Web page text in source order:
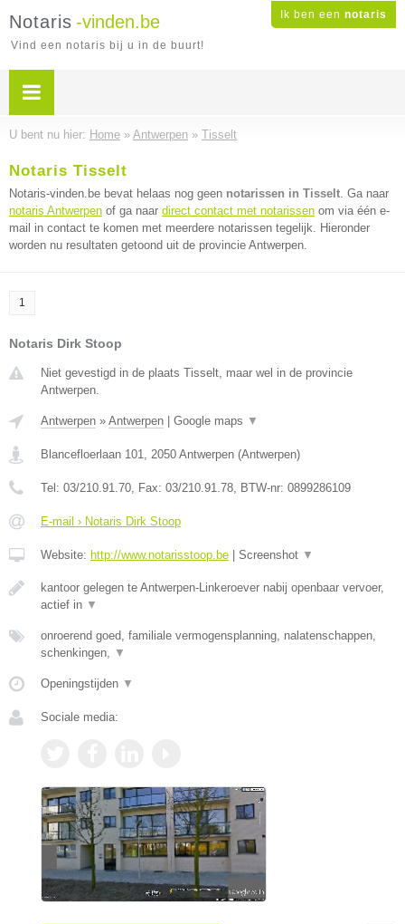
Ik ben een notaris
Notaris -vinden.be
Vind een notaris bij u in de buurt!
U bent nu hier: Home » Antwerpen » Tisselt
Notaris Tisselt
Notaris-vinden.be bevat helaas nog geen notarissen in Tisselt. Ga naar
notaris Antwerpen of ga naar direct contact met notarissen om via één e-
mail in contact te komen met meerdere notarissen tegelijk. Hieronder
worden nu resultaten getoond uit de provincie Antwerpen.
1
Notaris Dirk Stoop
Niet gevestigd in de plaats Tisselt, maar wel in de provincie
Antwerpen.
Antwerpen » Antwerpen Google maps ▼
Blancefloerlaan 101, 2050 Antwerpen (Antwerpen)
Tel: 03/210.91.70, Fax: 03/210.91.78, BTW-nr: 0899286109
E-mail › Notaris Dirk Stoop
Website: http://www.notarisstoop.be Screenshot ▼
kantoor gelegen te Antwerpen-Linkeroever nabij openbaar vervoer,
actief in ▼
onroerend goed, familiale vermogensplanning, nalatenschappen,
schenkingen, ▼
Openingstijden ▼
Sociale media: